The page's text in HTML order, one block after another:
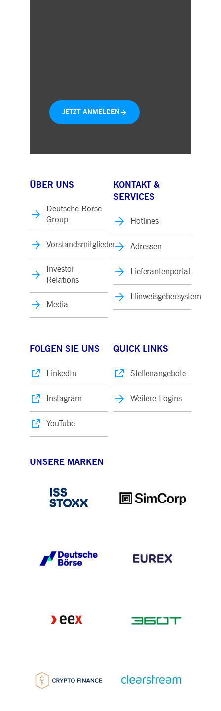
JETZT ANMELDEN
ÜBER UNS
Deutsche Börse
Group
Vorstandsmitglieder
Investor
Relations
Media
KONTAKT &
SERVICES
Hotlines
Adressen
Lieferantenportal
Hinweisgebersystem
FOLGEN SIE UNS
LinkedIn
Instagram
YouTube
QUICK LINKS
Stellenangebote
Weitere Logins
UNSERE MARKEN